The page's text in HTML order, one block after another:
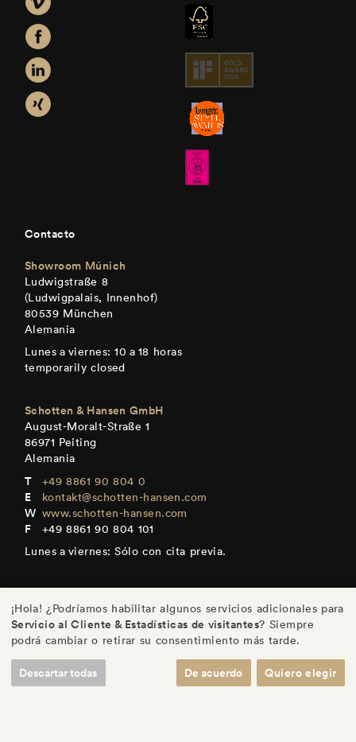
Contacto
Showroom Múnich
Ludwigstraße 8
(Ludwigpalais, Innenhof)
80539 München
Alemania
Lunes a viernes: 10 a 18 horas
temporarily closed
Schotten & Hansen GmbH
August-Moralt-Straße 1
86971 Peiting
Alemania
+49 8861 90 804 0
kontakt@schotten-hansen.com
www.schotten-hansen.com
+49 8861 90 804 101
Lunes a viernes: Sólo con cita previa.
DE / FR
© Schotten & Hansen GmbH / Imprenta /
¡Hola! ¿Podríamos habilitar algunos servicios adicionales para
Servicio al Cliente & Estadísticas de visitantes? Siempre
podrá cambiar o retirar su consentimiento más tarde.
Quiero elegir
Descartar todas De acuerdo